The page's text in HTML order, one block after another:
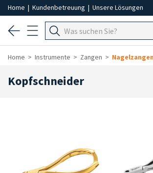
Home | Kundenbetreuung | Unsere Lösungen
Home Instrumente Zangen Nagelzangen
Kopfschneider